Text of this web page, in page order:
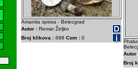
Amanita spissa - Belecgrad
Autor : Remar Željko
Broj klikova : 698 Com : 0
Autor
Broj